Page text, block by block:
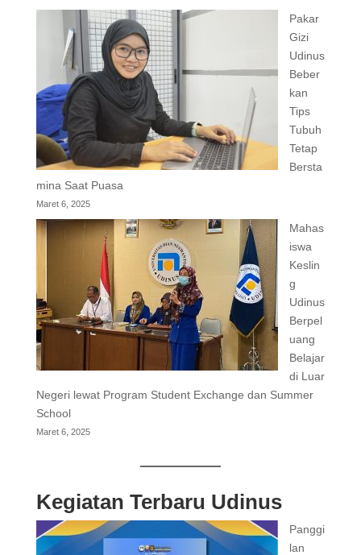
Pakar
Gizi
Udinus
Beber
kan
Tips
Tubuh
Tetap
Bersta
mina Saat Puasa
Maret 6, 2025
Mahas
iswa
Keslin
g
Udinus
Berpel
uang
Belajar
di Luar
Negeri lewat Program Student Exchange dan Summer
School
Maret 6, 2025
Kegiatan Terbaru Udinus
Panggi
lan